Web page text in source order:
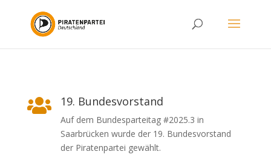
 19. Bundesvorstand
Auf dem Bundesparteitag #2025.3 in
Saarbrücken wurde der 19. Bundesvorstand
der Piratenpartei gewählt.